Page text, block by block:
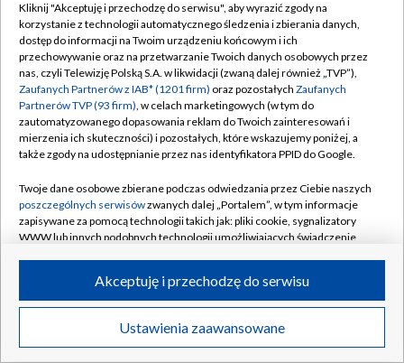
TVP
Abonament TVP
Emisja w TVP
Centrum informacji TVP
Naziemna Telewizja Cyfrowa
Rada Programowa
System NOS
Informacje o nadawcy
Program dla prasy
Ogłoszenie przetargowe
Regulamin TVP
Polityka prywatności
Moje zgody
Pomoc
Kontakt
Kanały
©2026 Telewizja Polska S.A. w likwidacji
Kliknij "Akceptuję i przechodzę do serwisu", aby wyrazić zgody na
korzystanie z technologii automatycznego śledzenia i zbierania danych,
dostęp do informacji na Twoim urządzeniu końcowym i ich
przechowywanie oraz na przetwarzanie Twoich danych osobowych przez
nas, czyli Telewizję Polską S.A. w likwidacji (zwaną dalej również „TVP”),
Zaufanych Partnerów z IAB* (1201 firm) oraz pozostałych Zaufanych
Partnerów TVP (93 firm), w celach marketingowych (w tym do
zautomatyzowanego dopasowania reklam do Twoich zainteresowań i
mierzenia ich skuteczności) i pozostałych, które wskazujemy poniżej, a
także zgody na udostępnianie przez nas identyfikatora PPID do Google.
Twoje dane osobowe zbierane podczas odwiedzania przez Ciebie naszych
poszczególnych serwisówzwanych dalej „Portalem”, w tym informacje
zapisywane za pomocą technologii takich jak: pliki cookie, sygnalizatory
WWW lub innych podobnych technologii umożliwiających świadczenie
ruchu w Internecie.
Twoje dane osobowe zbierane podczas odwiedzania przez Ciebie
poszczególnych serwisówna Portalu, takie jak adresy IP, identyfikatory
Ustawienia zaawansowane
Akceptuję i przechodzę do serwisu